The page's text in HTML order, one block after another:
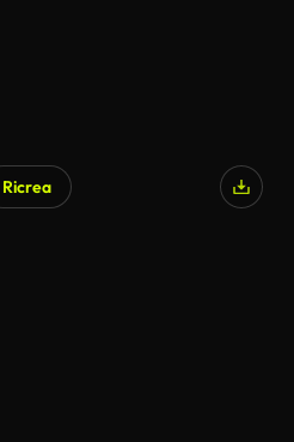
Ricrea